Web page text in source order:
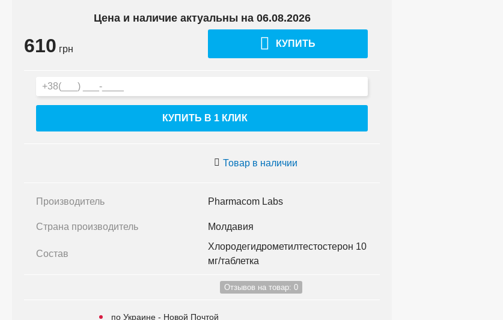
Цена и наличие актуальны на 06.08.2026
610 грн КУПИТЬ
КУПИТЬ В 1 КЛИК
Товар в наличии
Производитель Pharmacom Labs
Страна производитель Молдавия
Состав
Хлородегидрометилтестостерон 10
мг/таблетка
Отзывов на товар: 0
по Украине - Новой Почтой